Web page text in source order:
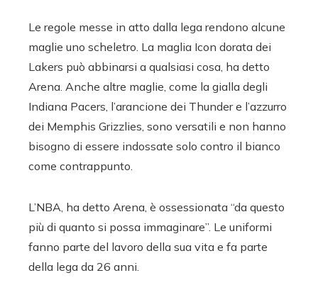
Le regole messe in atto dalla lega rendono alcune
maglie uno scheletro. La maglia Icon dorata dei
Lakers può abbinarsi a qualsiasi cosa, ha detto
Arena. Anche altre maglie, come la gialla degli
Indiana Pacers, l’arancione dei Thunder e l’azzurro
dei Memphis Grizzlies, sono versatili e non hanno
bisogno di essere indossate solo contro il bianco
come contrappunto.
L’NBA, ha detto Arena, è ossessionata “da questo
più di quanto si possa immaginare”. Le uniformi
fanno parte del lavoro della sua vita e fa parte
della lega da 26 anni.